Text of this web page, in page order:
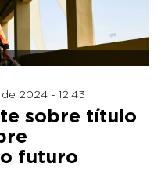
2024 - 12:43
sobre título
futuro